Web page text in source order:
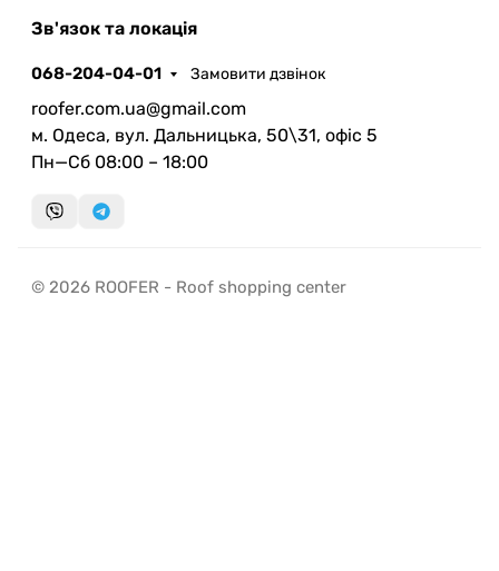
Зв'язок та локація
068-204-04-01 Замовити дзвінок
roofer.com.ua@gmail.com
м. Одеса, вул. Дальницька, 50\31, офіс 5
Пн—Сб 08:00 – 18:00
© 2026 ROOFER - Roof shopping center